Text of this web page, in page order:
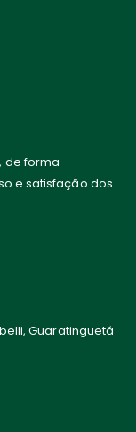
de forma
e satisfação dos
Guaratinguetá